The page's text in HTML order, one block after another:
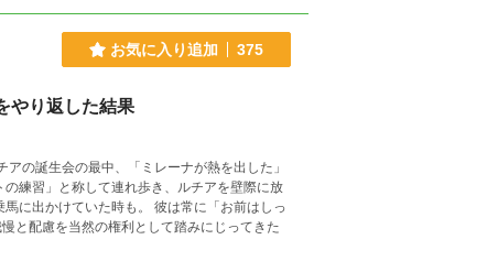
お気に入り追加 375
やり返した結果
練習」と称して連れ歩き、ルチアを壁際に放
も。 彼は常に「お前はしっ
と配慮を当然の権利として踏みにじってきた